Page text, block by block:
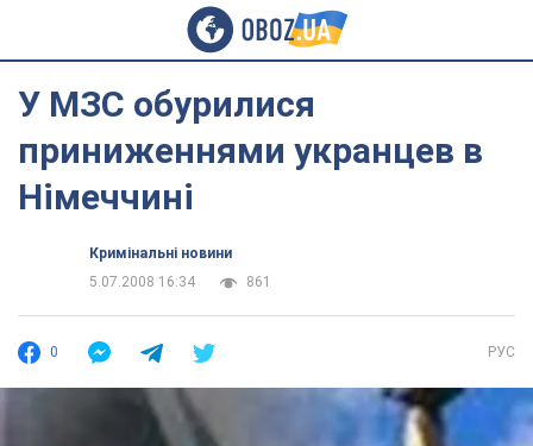
У МЗС обурилися
приниженнями укранцев в
Німеччині
Кримінальні новини
5.07.2008 16:34
861
0 РУС